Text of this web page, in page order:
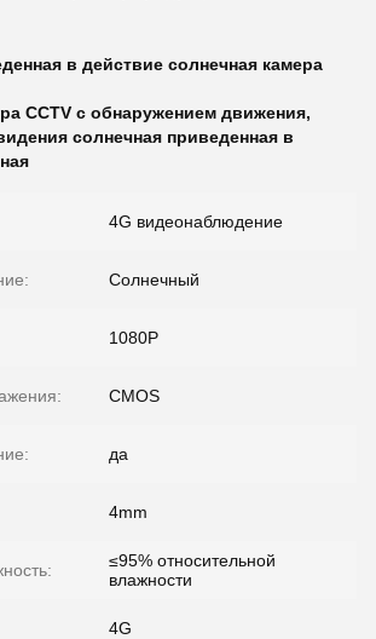
в действие солнечная камера
CCTV с обнаружением движения,
солнечная приведенная в
4G видеонаблюдение
Солнечный
1080P
CMOS
да
4mm
≤95% относительной
влажности
4G